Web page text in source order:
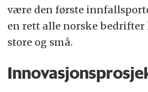
være den første
en rett alle norske bedrifter
store og små.